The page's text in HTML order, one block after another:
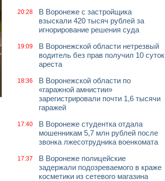
20:28
В Воронеже с застройщика
взыскали 420 тысяч рублей за
игнорирование решения суда
19:09
В Воронежской области нетрезвый
водитель без прав получил 10 суток
ареста
18:36
В Воронежской области по
«гаражной амнистии»
зарегистрировали почти 1,6 тысячи
гаражей
17:40
В Воронеже студентка отдала
мошенникам 5,7 млн рублей после
звонка лжесотрудника военкомата
17:37
В Воронеже полицейские
задержали подозреваемого в краже
косметики из сетевого магазина